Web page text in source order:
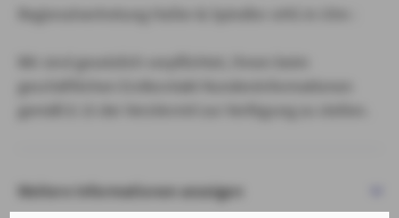
Regionalvertretung Haller & Spindler oHG in Ulm :
Weitere Informationen anzeigen